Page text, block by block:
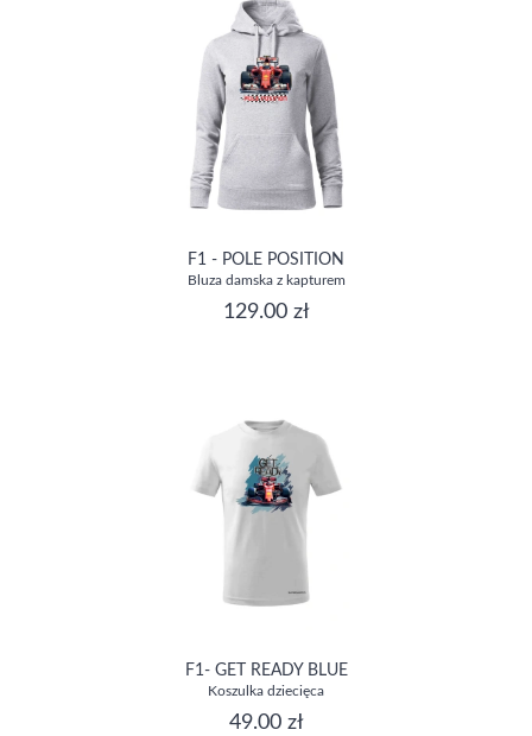
F1 - POLE POSITION
Bluza damska z kapturem
129.00 zł
F1- GET READY BLUE
Koszulka dziecięca
49.00 zł